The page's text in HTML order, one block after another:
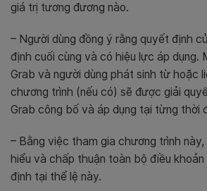
giá trị tương đương nào.
– Người dùng đồng ý rằng quyết định
định cuối cùng và có hiệu lực áp dụng.
Grab và người dùng phát sinh từ hoặc
chương trình (nếu có) sẽ được giải
Grab công bố và áp dụng tại từng thời
– Bằng việc tham gia chương trình
hiểu và chấp thuận toàn bộ điều
định tại thể lệ này.